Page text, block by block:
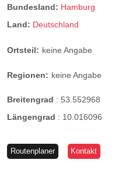
Bundesland: Hamburg
Land: Deutschland
Ortsteil: keine Angabe
Regionen: keine Angabe
Breitengrad : 53.552968
Längengrad : 10.016096
Routenplaner Kontakt